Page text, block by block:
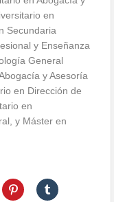
en
Secundaria
y Enseñanza
General
y Asesoría
en Dirección de
en
y Máster en